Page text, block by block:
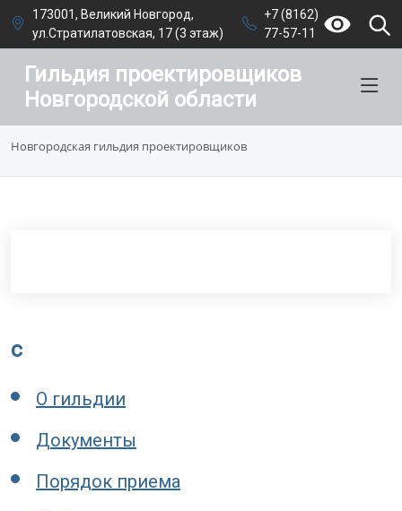
173001, Великий Новгород,
ул.Стратилатовская, 17 (3 этаж)
+7 (8162)
77-57-11
Гильдия проектировщиков
Новгородской области
Новгородская гильдия проектировщиков
c
О гильдии
Документы
Порядок приема